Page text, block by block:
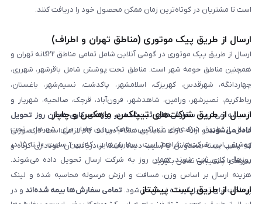
است تا مشتریان در کوتاه‌ترین زمان ممکن محصول خود را دریافت کنند.
ارسال از طریق پیک موتوری (مناطق تهران و اطراف)
ارسال از طریق پیک موتوری در گوشی آنلاین شامل تمامی مناطق ۲۲گانه تهران و
همچنین مناطق حومه شهر است. مناطق تحت پوشش شامل باقرشهر، شهرری،
چهاردانگه، شهرقدس، کهریزک، اسلامشهر، پاکدشت، نسیم‌شهر، باغستان،
رباط‌کریم، نصیرشهر، ورامین، شاهدشهر، فرون‌آباد، قرچک، صالحیه، شهریار و
اندیشه می‌شود. سفارش‌های ثبت‌شده در روزهای کاری همان روز تحویل
داده می‌شوندو ارائه کارت شناسایی هنگام دریافت کالا الزامی است. در صورتی
که پلمپ بسته مخدوش یا آسیب دیده باشد، از دریافت آن خودداری کرده و
سریعاً با پشتیبانی تماس بگیرید.
ارسال از طریق شرکت‌های تیپاکس، ماهکس و چاپار
ارسال از طریق شرکت‌های تیپاکس، ماهکس و چاپار برای شهرهای تحت
پوشش این شرکت‌ها فراهم است. سفارش‌هایی که بین ساعت ۱۰ تا ۱۵ در
روزهای کاری ثبت شوند، همان روز به شرکت ارسال تحویل داده می‌شوند.
هزینه ارسال بر اساس وزن، مسافت و ارزش مرسوله محاسبه شده و لینک
پرداخت برای تحویل‌گیرنده ارسال می‌شود. تمامی سفارش‌ها بیمه شده‌اند و در
ارسال از طریق پست پیشتاز